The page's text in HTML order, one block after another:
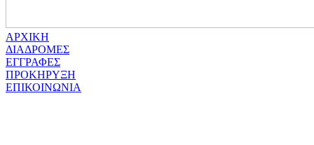
ΑΡΧΙΚΗ
ΔΙΑΔΡΟΜΕΣ
ΕΓΓΡΑΦΕΣ
ΠΡΟΚΗΡΥΞΗ
ΕΠΙΚΟΙΝΩΝΙΑ